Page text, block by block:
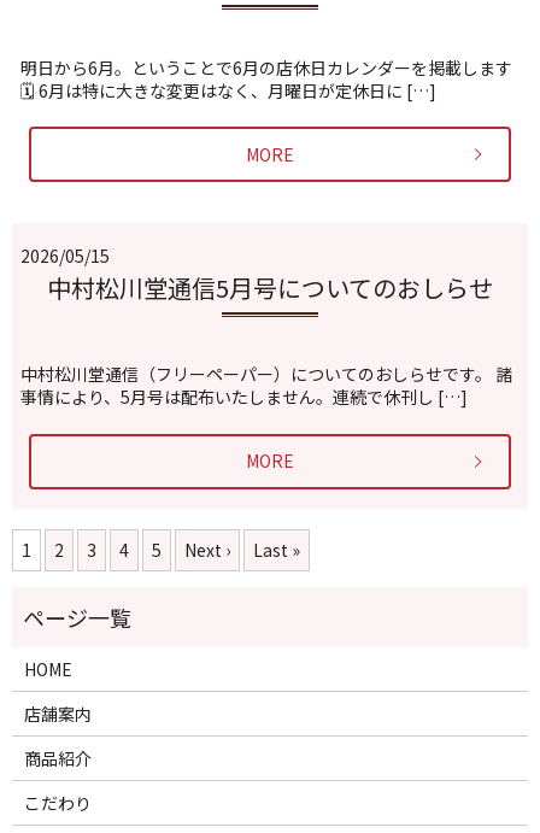
明日から6月。ということで6月の店休日カレンダーを掲載します
🗓️ 6月は特に大きな変更はなく、月曜日が定休日に […]
MORE
2026/05/15
中村松川堂通信5月号についてのおしらせ
中村松川堂通信（フリーペーパー）についてのおしらせです。 諸
事情により、5月号は配布いたしません。連続で休刊し […]
MORE
1 2 3 4 5 Next › Last »
HOME
店舗案内
商品紹介
こだわり